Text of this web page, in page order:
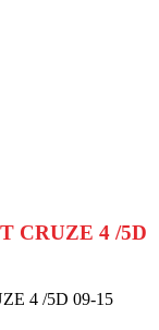
CRUZE 4 /5D